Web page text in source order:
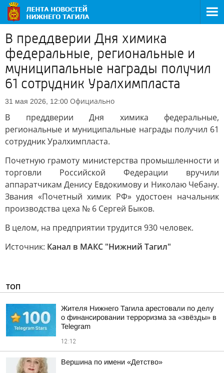
В преддверии Дня химика
федеральные, региональные и
муниципальные награды получил
61 сотрудник Уралхимпласта
31 мая 2026, 12:00 Официально
В преддверии Дня химика федеральные,
региональные и муниципальные награды получил 61
сотрудник Уралхимпласта.
Почетную грамоту министерства промышленности и
торговли Российской Федерации вручили
аппаратчикам Денису Евдокимову и Николаю Чебану.
Звания «Почетный химик РФ» удостоен начальник
производства цеха № 6 Сергей Быков.
В целом, на предприятии трудится 930 человек.
Источник: Канал в МАКС "Нижний Тагил"
ТОП
Жителя Нижнего Тагила арестовали по делу
о финансировании терроризма за «звёзды» в
Telegram
12:12
Вершина по имени «Детство»